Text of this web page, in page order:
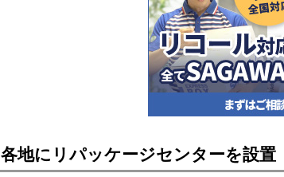
各地にリパッケージセンターを設置